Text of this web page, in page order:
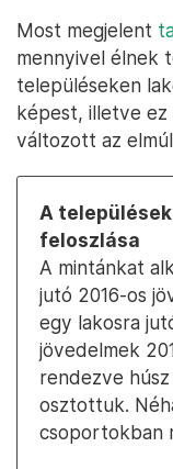
Most megjelent
mennyivel élnek
településeken
képest, illetve ez
változott az
A
feloszlása
A mintánkat
jutó 2016-os
egy lakosra
jövedelmek
rendezve
osztottuk.
csoportokban